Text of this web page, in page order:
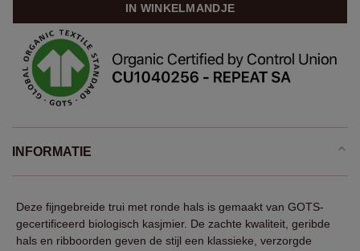
IN WINKELMANDJE
INFORMATIE
Deze fijngebreide trui met ronde hals is gemaakt van GOTS-
gecertificeerd biologisch kasjmier. De zachte kwaliteit, geribde
hals en ribboorden geven de stijl een klassieke, verzorgde